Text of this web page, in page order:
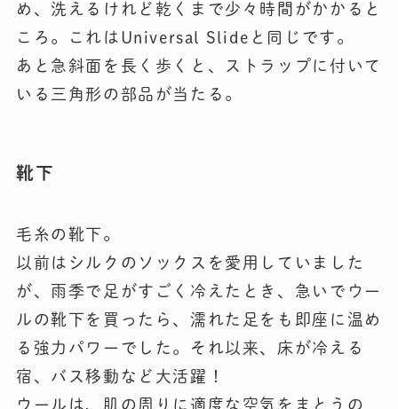
め、洗えるけれど乾くまで少々時間がかかると
ころ。これはUniversal Slideと同じです。
あと急斜面を長く歩くと、ストラップに付いて
いる三角形の部品が当たる。
靴下
毛糸の靴下。
以前はシルクのソックスを愛用していました
が、雨季で足がすごく冷えたとき、急いでウー
ルの靴下を買ったら、濡れた足をも即座に温め
る強力パワーでした。それ以来、床が冷える
宿、バス移動など大活躍！
ウールは、肌の周りに適度な空気をまとうの